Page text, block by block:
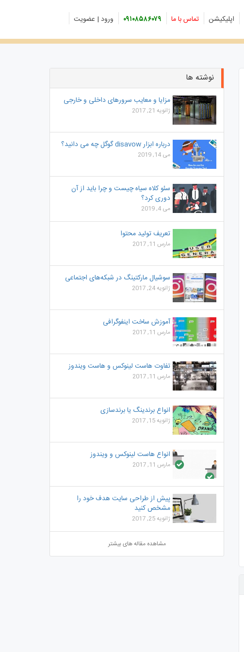
اپلیکیشن تماس با ما ۰۹۱۰۸۵۸۶۰۷۹ ورود | عضویت
نوشته ها
مزایا و معایب سرورهای داخلی و خارجی
ژانویه 21, 2017
درباره ابزار disavow گوگل چه می دانید؟
می 14, 2019
سئو کلاه سیاه چیست و چرا باید از آن
دوری کرد؟
می 4, 2019
تعریف تولید محتوا
مارس 11, 2017
سوشیال مارکتینگ در شبکه‌های اجتماعی
ژانویه 24, 2017
آموزش ساخت اینفوگرافی
مارس 11, 2017
تفاوت هاست لینوکس و هاست ویندوز
مارس 11, 2017
انواع برندینگ یا برندسازی
ژانویه 15, 2017
انواع هاست لینوکس و ویندوز
مارس 11, 2017
پیش از طراحی سایت هدف خود را
مشخص کنید
ژانویه 25, 2017
مشاهده مقاله های بیشتر